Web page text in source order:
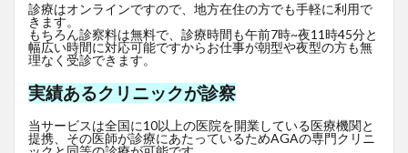
診療はオンラインですので、地方在住の方でも手軽に利用で
きます。
もちろん診察料は無料で、診療時間も午前7時~夜11時45分と
幅広い時間に対応可能ですからお仕事が朝型や夜型の方も無
理なく受診できます。
実績あるクリニックが診察
当サービスは全国に10以上の医院を開業している医療機関と
提携、その医師が診療にあたっているためAGAの専門クリニ